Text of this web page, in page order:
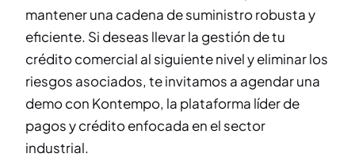
mantener una cadena de suministro robusta y
eficiente. Si deseas llevar la gestión de tu
crédito comercial al siguiente nivel y eliminar los
riesgos asociados, te invitamos a agendar una
demo con Kontempo, la plataforma líder de
pagos y crédito enfocada en el sector
industrial.